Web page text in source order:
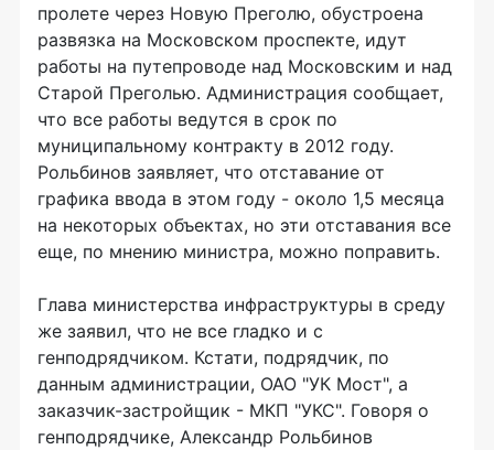
пролете через Новую Преголю, обустроена
развязка на Московском проспекте, идут
работы на путепроводе над Московским и над
Старой Преголью. Администрация сообщает,
что все работы ведутся в срок по
муниципальному контракту в 2012 году.
Рольбинов заявляет, что отставание от
графика ввода в этом году - около 1,5 месяца
на некоторых объектах, но эти отставания все
еще, по мнению министра, можно поправить.
Глава министерства инфраструктуры в среду
же заявил, что не все гладко и с
генподрядчиком. Кстати, подрядчик, по
данным администрации, ОАО "УК Мост", а
заказчик-застройщик - МКП "УКС". Говоря о
генподрядчике, Александр Рольбинов